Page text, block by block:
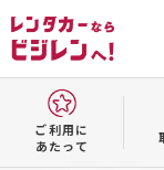
ご利用に
あたって